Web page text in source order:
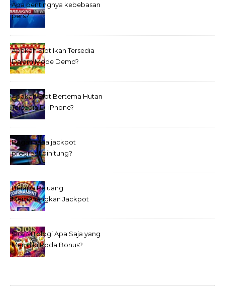
Apa pentingnya kebebasan
pers?
Apakah Slot Ikan Tersedia
Dalam Mode Demo?
Apakah Slot Bertema Hutan
Tersedia Di iPhone?
Bagaimana jackpot
progresif dihitung?
Berapa Peluang
Memenangkan Jackpot
Progresif?
Slot Mitologi Apa Saja yang
Memiliki Roda Bonus?